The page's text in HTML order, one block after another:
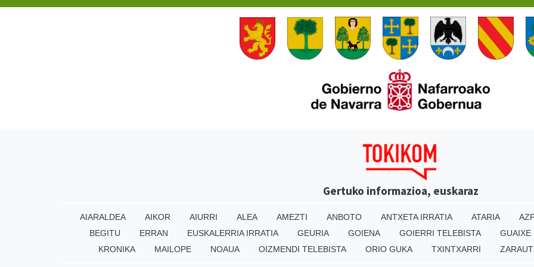
Gertuko informazioa, euskaraz
AIARALDEA AIKOR AIURRI ALEA AMEZTI ANBOTO ANTXETA IRRATIA ATARIA
BEGITU
ERRAN EUSKALERRIA IRRATIA GEURIA GOIENA GOIERRI TELEBISTA
GUAIXE
KRONIKA
MAILOPE NOAUA OIZMENDI TELEBISTA ORIO GUKA TXINTXARRI